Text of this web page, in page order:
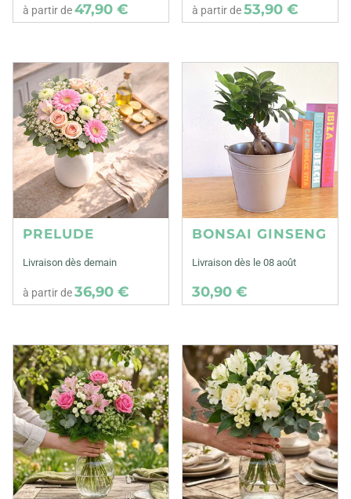
à partir de47,90 € à partir de53,90 €
PRELUDE
Livraison dès demain
à partir de36,90 €
BONSAI GINSENG
Livraison dès le 08 août
30,90 €